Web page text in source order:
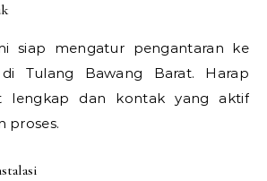
siap mengatur pengantaran ke
Tulang Bawang Barat. Harap
lengkap dan kontak yang aktif
proses.